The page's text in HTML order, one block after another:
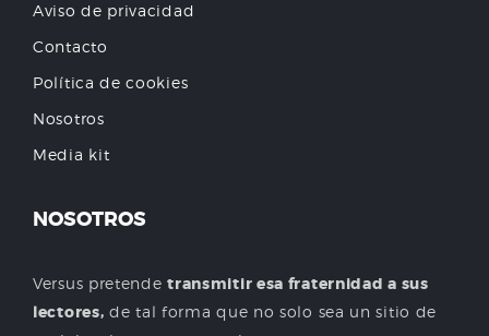
Aviso de privacidad
Contacto
Política de cookies
Nosotros
Media kit
NOSOTROS
Versus pretendetransmitir esa fraternidad a sus
lectores, de tal forma que no solo sea un sitio de